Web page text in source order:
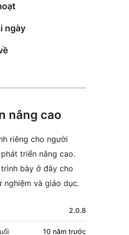
ngày
nâng cao
riêng cho người
triển nâng cao.
bày ở đây cho
nghiệm và giáo dục.
2.0.8
10 năm trước